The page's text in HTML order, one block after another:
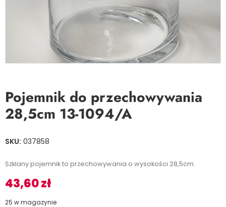
Pojemnik do przechowywania
28,5cm 13-1094/A
SKU: 037858
Szklany pojemnik to przechowywania o wysokości 28,5cm.
43,60zł
25 w magazynie